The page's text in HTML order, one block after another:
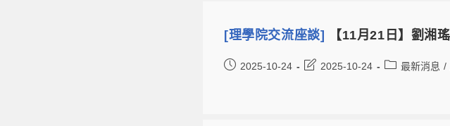
[理學院交流座談] 【11月21日】劉湘
2025-10-24 2025-10-24 最新消息 /